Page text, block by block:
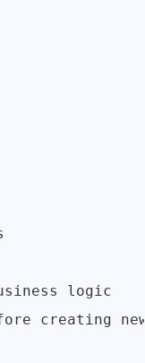
logic
creating